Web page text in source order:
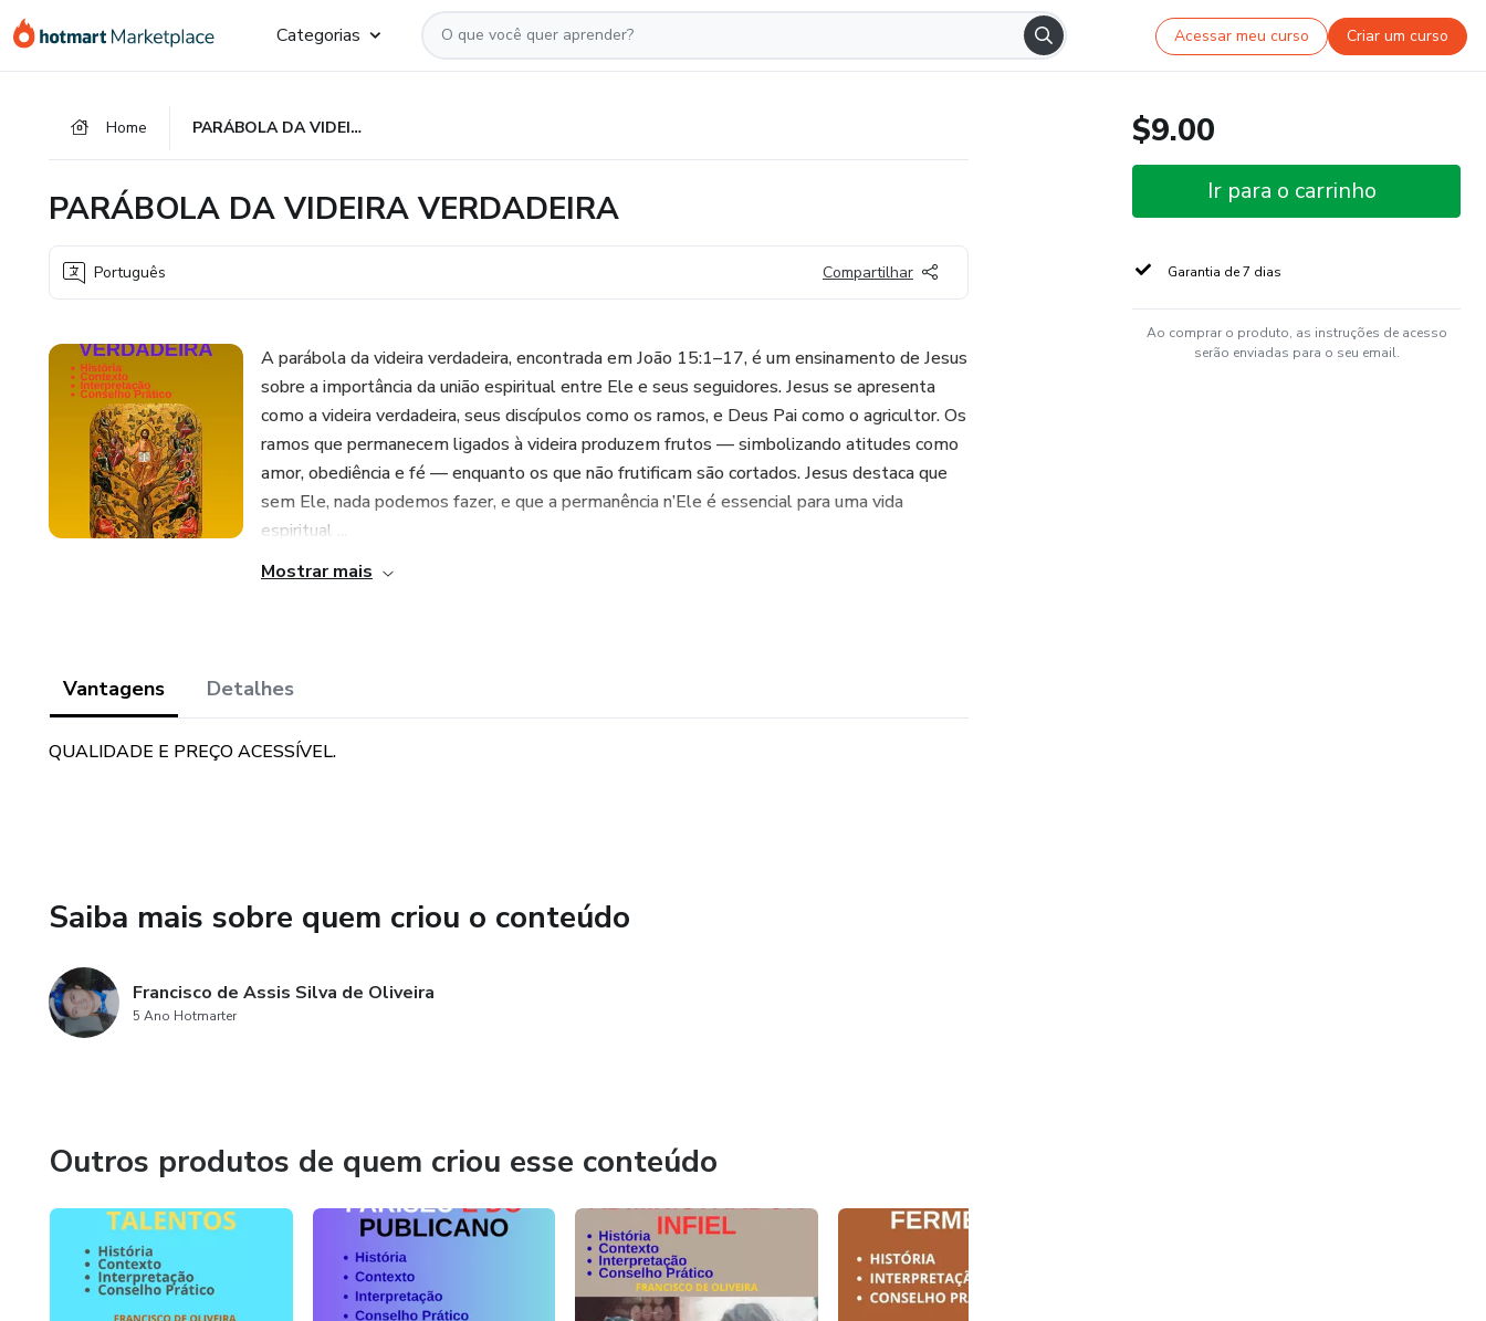
para
para
para
Categorias Acessar meu curso Criar um curso
Home PARÁBOLA DA VIDEIRA VERDADEIRA
PARÁBOLA DA VIDEIRA VERDADEIRA
Português Compartilhar
A parábola da videira verdadeira, encontrada em João 15:1–17, é um ensinamento de Jesus
sobre a importância da união espiritual entre Ele e seus seguidores. Jesus se apresenta
como a videira verdadeira, seus discípulos como os ramos, e Deus Pai como o agricultor. Os
ramos que permanecem ligados à videira produzem frutos — simbolizando atitudes como
amor, obediência e fé — enquanto os que não frutificam são cortados. Jesus destaca que
sem Ele, nada podemos fazer, e que a permanência n’Ele é essencial para uma vida
espiritual ...
Mostrar mais
Vantagens Detalhes
QUALIDADE E PREÇO ACESSÍVEL.
Saiba mais sobre quem criou o conteúdo
Francisco de Assis Silva de Oliveira
5 Ano Hotmarter
Outros produtos de quem criou esse conteúdo
$9.00
Ir para o carrinho
Garantia de 7 dias
Ao comprar o produto, as instruções de acesso
serão enviadas para o seu email.